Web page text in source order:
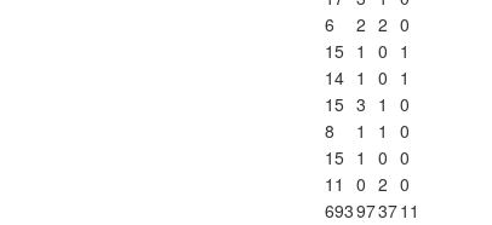
6 2 2 0
15 1 0 1
14 1 0 1
15 3 1
0
8 1 1
0
15 1 0 0
11 0 2 0
693973711